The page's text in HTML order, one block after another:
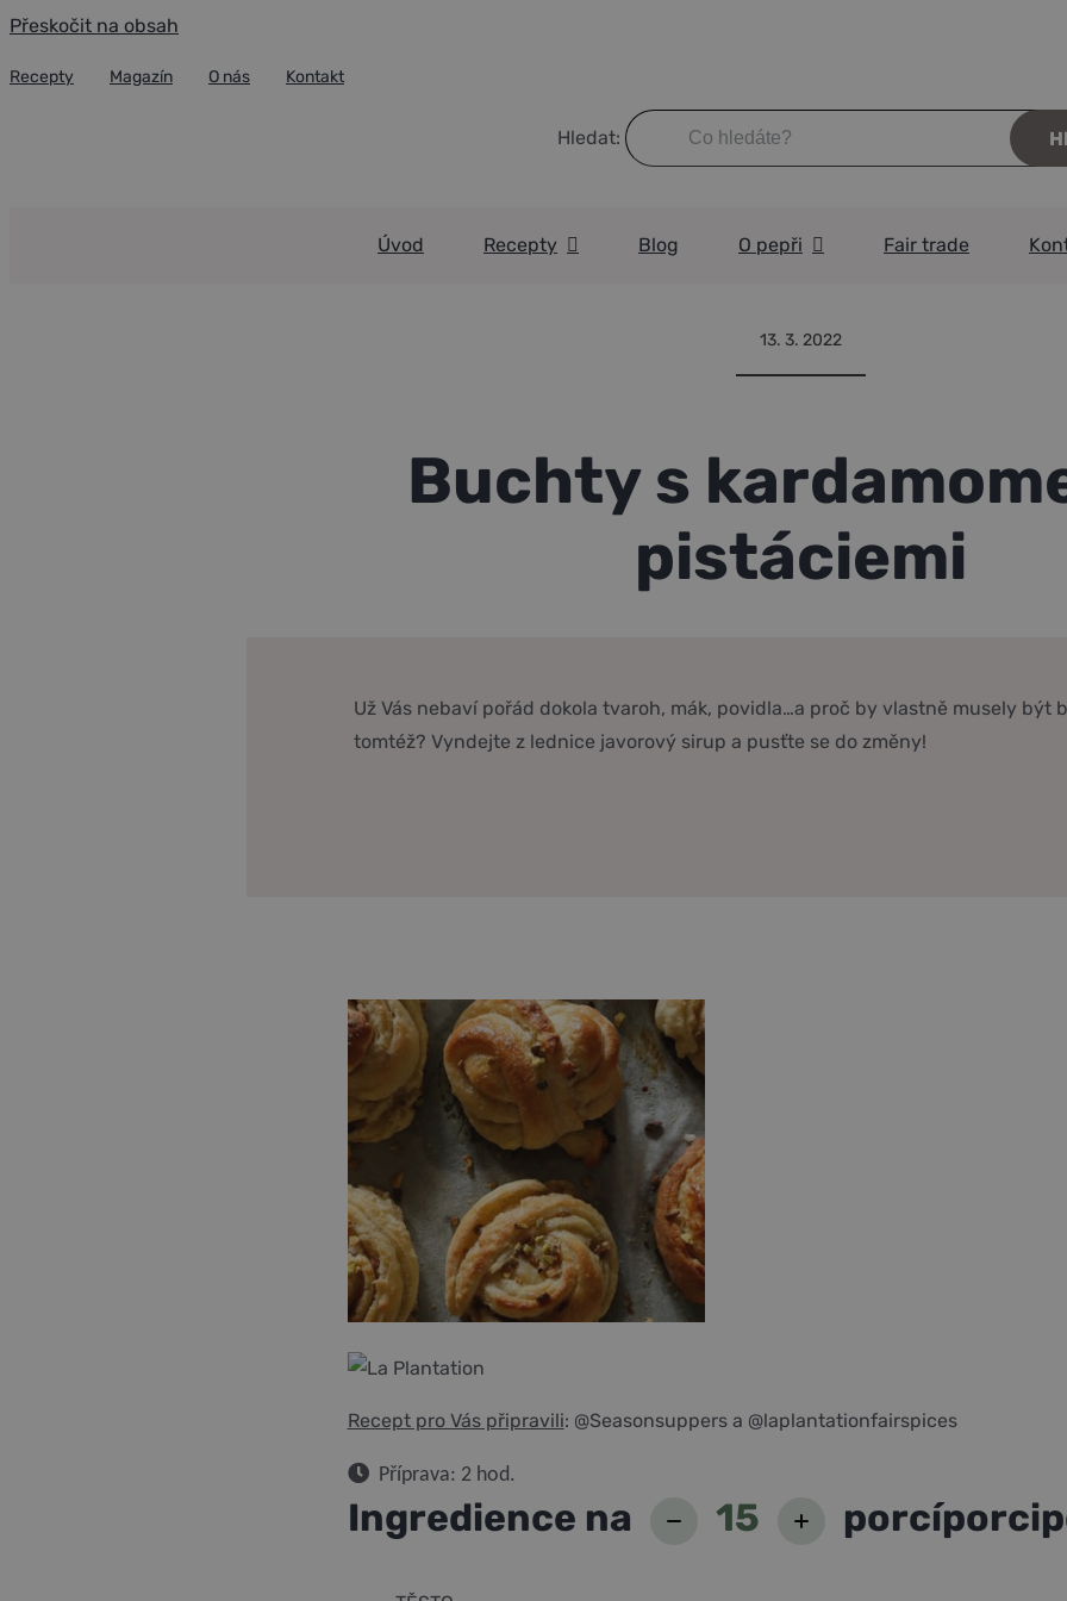
Přeskočit na obsah
Recepty Magazín O nás Kontakt
Hledat:
Úvod Recepty Blog O pepři Fair trade
13. 3. 2022
Buchty s
pistáciemi
Už Vás nebaví pořád dokola tvaroh, mák, povidla…a proč by vlastně musely být
tomtéž? Vyndejte z lednice javorový sirup a pusťte se do změny!
Recept pro Vás připravili: @Seasonsuppers a @laplantationfairspices
Příprava: 2 hod.
Ingredience na 15 porcíporci